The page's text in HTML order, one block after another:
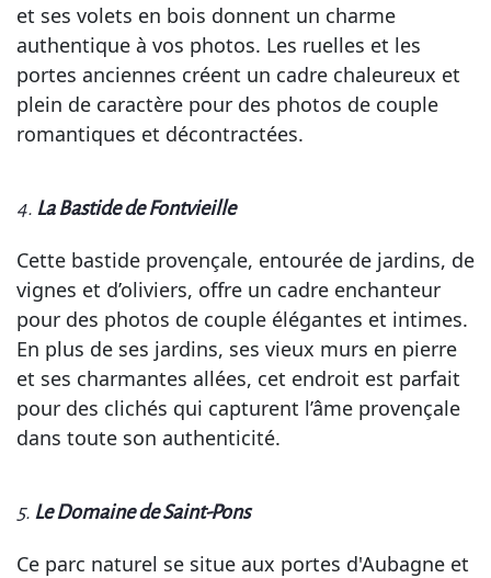
et ses volets en bois donnent un charme
authentique à vos photos. Les ruelles et les
portes anciennes créent un cadre chaleureux et
plein de caractère pour des photos de couple
romantiques et décontractées.
4. La Bastide de Fontvieille
Cette bastide provençale, entourée de jardins, de
vignes et d’oliviers, offre un cadre enchanteur
pour des photos de couple élégantes et intimes.
En plus de ses jardins, ses vieux murs en pierre
et ses charmantes allées, cet endroit est parfait
pour des clichés qui capturent l’âme provençale
dans toute son authenticité.
5. Le Domaine de Saint-Pons
Ce parc naturel se situe aux portes d'Aubagne et